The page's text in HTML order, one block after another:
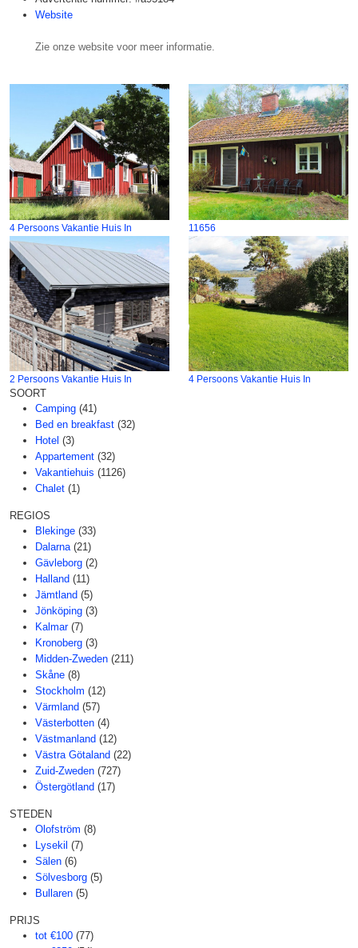
Website
Zie onze website voor meer informatie.
4 Persoons Vakantie Huis In 11656
2 Persoons Vakantie Huis In 4 Persoons Vakantie Huis In
SOORT
Camping (41)
Bed en breakfast (32)
Hotel (3)
Appartement (32)
Vakantiehuis (1126)
Chalet (1)
REGIOS
Blekinge (33)
Dalarna (21)
Gävleborg (2)
Halland (11)
Jämtland (5)
Jönköping (3)
Kalmar (7)
Kronoberg (3)
Midden-Zweden (211)
Skåne (8)
Stockholm (12)
Värmland (57)
Västerbotten (4)
Västmanland (12)
Västra Götaland (22)
Zuid-Zweden (727)
Östergötland (17)
STEDEN
Olofström (8)
Lysekil (7)
Sälen (6)
Sölvesborg (5)
Bullaren (5)
PRIJS
tot €100 (77)